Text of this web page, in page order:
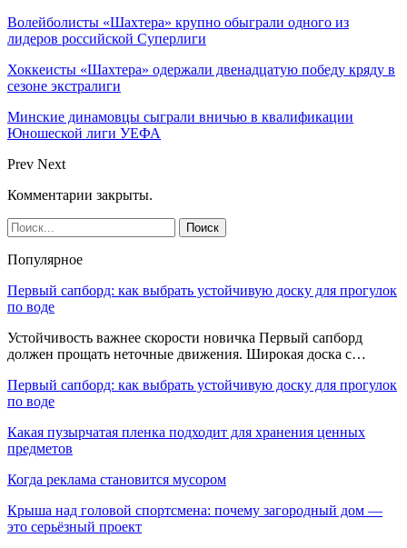
Волейболисты «Шахтера» крупно обыграли одного из
лидеров российской Суперлиги
Хоккеисты «Шахтера» одержали двенадцатую победу кряду в
сезоне экстралиги
Минские динамовцы сыграли вничью в квалификации
Юношеской лиги УЕФА
Prev Next
Комментарии закрыты.
Популярное
Первый сапборд: как выбрать устойчивую доску для прогулок
по воде
Устойчивость важнее скорости новичка Первый сапборд
должен прощать неточные движения. Широкая доска с…
Первый сапборд: как выбрать устойчивую доску для прогулок
по воде
Какая пузырчатая пленка подходит для хранения ценных
предметов
Когда реклама становится мусором
Крыша над головой спортсмена: почему загородный дом —
это серьёзный проект